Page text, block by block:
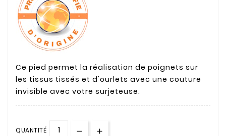
Ce pied permet la réalisation de poignets sur
les tissus tissés et d'ourlets avec une couture
invisible avec votre surjeteuse.
QUANTITÉ